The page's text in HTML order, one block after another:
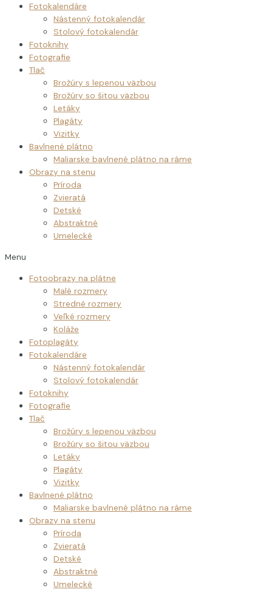
Fotokalendáre
Nástenný fotokalendár
Stolový fotokalendár
Fotoknihy
Fotografie
Tlač
Brožúry s lepenou väzbou
Brožúry so šitou väzbou
Letáky
Plagáty
Vizitky
Bavlnené plátno
Maliarske bavlnené plátno na ráme
Obrazy na stenu
Príroda
Zvieratá
Detské
Abstraktné
Umelecké
Menu
Fotoobrazy na plátne
Malé rozmery
Stredné rozmery
Veľké rozmery
Koláže
Fotoplagáty
Fotokalendáre
Nástenný fotokalendár
Stolový fotokalendár
Fotoknihy
Fotografie
Tlač
Brožúry s lepenou väzbou
Brožúry so šitou väzbou
Letáky
Plagáty
Vizitky
Bavlnené plátno
Maliarske bavlnené plátno na ráme
Obrazy na stenu
Príroda
Zvieratá
Detské
Abstraktné
Umelecké